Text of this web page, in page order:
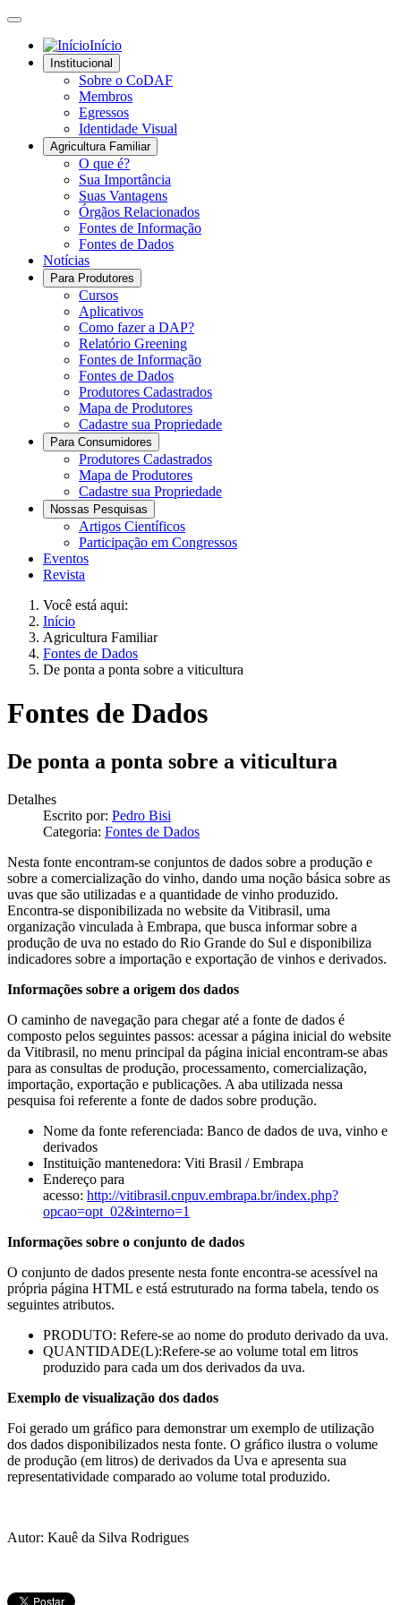
Início
Institucional
Sobre o CoDAF
Membros
Egressos
Identidade Visual
Agricultura Familiar
O que é?
Sua Importância
Suas Vantagens
Órgãos Relacionados
Fontes de Informação
Fontes de Dados
Notícias
Para Produtores
Cursos
Aplicativos
Como fazer a DAP?
Relatório Greening
Fontes de Informação
Fontes de Dados
Produtores Cadastrados
Mapa de Produtores
Cadastre sua Propriedade
Para Consumidores
Produtores Cadastrados
Mapa de Produtores
Cadastre sua Propriedade
Nossas Pesquisas
Artigos Científicos
Participação em Congressos
Eventos
Revista
Você está aqui:
Início
Agricultura Familiar
Fontes de Dados
De ponta a ponta sobre a viticultura
Fontes de Dados
De ponta a ponta sobre a viticultura
Detalhes
Escrito por: Pedro Bisi
Categoria: Fontes de Dados
Nesta fonte encontram-se conjuntos de dados sobre a produção e
sobre a comercialização do vinho, dando uma noção básica sobre as
uvas que são utilizadas e a quantidade de vinho produzido.
Encontra-se disponibilizada no website da Vitibrasil, uma
organização vinculada à Embrapa, que busca informar sobre a
produção de uva no estado do Rio Grande do Sul e disponibiliza
indicadores sobre a importação e exportação de vinhos e derivados.
Informações sobre a origem dos dados
O caminho de navegação para chegar até a fonte de dados é
composto pelos seguintes passos: acessar a página inicial do website
da Vitibrasil, no menu principal da página inicial encontram-se abas
para as consultas de produção, processamento, comercialização,
importação, exportação e publicações. A aba utilizada nessa
pesquisa foi referente a fonte de dados sobre produção.
Nome da fonte referenciada: Banco de dados de uva, vinho e
derivados
Instituição mantenedora: Viti Brasil / Embrapa
Endereço para
acesso: http://vitibrasil.cnpuv.embrapa.br/index.php?
opcao=opt_02&interno=1
Informações sobre o conjunto de dados
O conjunto de dados presente nesta fonte encontra-se acessível na
própria página HTML e está estruturado na forma tabela, tendo os
seguintes atributos.
PRODUTO: Refere-se ao nome do produto derivado da uva.
QUANTIDADE(L):Refere-se ao volume total em litros
produzido para cada um dos derivados da uva.
Exemplo de visualização dos dados
Foi gerado um gráfico para demonstrar um exemplo de utilização
dos dados disponibilizados nesta fonte. O gráfico ilustra o volume
de produção (em litros) de derivados da Uva e apresenta sua
representatividade comparado ao volume total produzido.
Autor: Kauê da Silva Rodrigues